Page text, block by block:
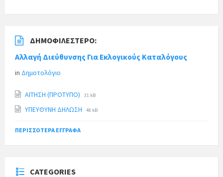
ΔΗΜΟΦΙΛΈΣΤΕΡΟ:
Αλλαγή Διεύθυνσης Για Εκλογικούς Καταλόγους
in Δημοτολόγιο
ΑΙΤΗΣΗ (ΠΡΟΤΥΠΟ) 31 kB
ΥΠΕΥΘΥΝΗ ΔΗΛΩΣΗ 48 kB
ΠΕΡΙΣΣΌΤΕΡΑ ΈΓΓΡΑΦΑ
CATEGORIES